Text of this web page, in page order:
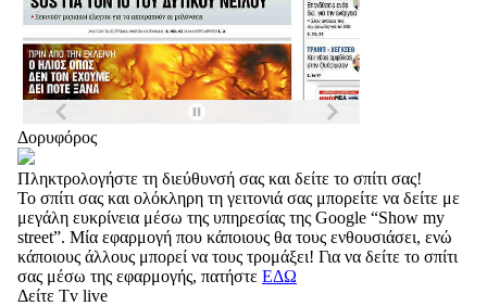
Δορυφόρος
Πληκτρολογήστε τη διεύθυνσή σας και δείτε το σπίτι σας!
Το σπίτι σας και ολόκληρη τη γειτονιά σας μπορείτε να δείτε με
μεγάλη ευκρίνεια μέσω της υπηρεσίας της Google “Show my
street”. Μία εφαρμογή που κάποιους θα τους ενθουσιάσει, ενώ
κάποιους άλλους μπορεί να τους τρομάξει! Για να δείτε το σπίτι
σας μέσω της εφαρμογής, πατήστε ΕΔΩ
Δείτε Tv live